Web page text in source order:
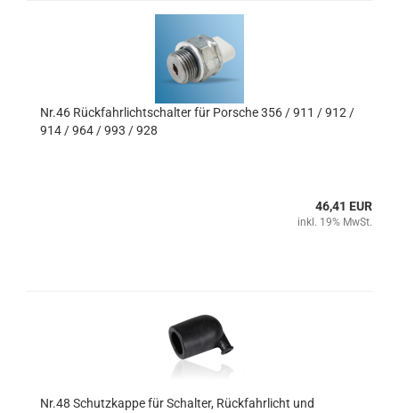
Nr.46 Rückfahrlichtschalter für Porsche 356 / 911 / 912 /
914 / 964 / 993 / 928
46,41 EUR
inkl. 19% MwSt.
Nr.48 Schutzkappe für Schalter, Rückfahrlicht und